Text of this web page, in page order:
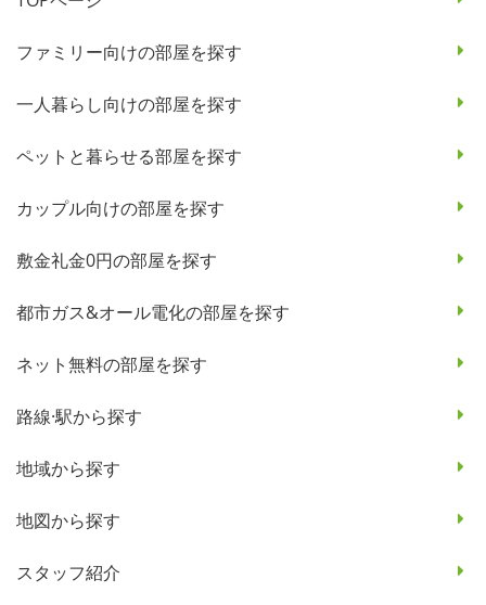
ファミリー向けの部屋を探す
一人暮らし向けの部屋を探す
ペットと暮らせる部屋を探す
カップル向けの部屋を探す
敷金礼金0円の部屋を探す
都市ガス&オール電化の部屋を探す
ネット無料の部屋を探す
路線·駅から探す
地域から探す
地図から探す
スタッフ紹介